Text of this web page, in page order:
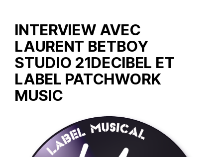
INTERVIEW AVEC
LAURENT BETBOY
STUDIO 21DECIBEL ET
LABEL PATCHWORK
MUSIC